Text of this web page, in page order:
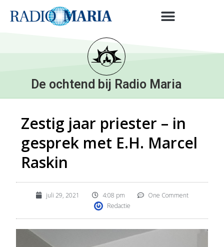
De ochtend bij Radio Maria
Zestig jaar priester – in
gesprek met E.H. Marcel
Raskin
juli 29, 2021 4:08 pm
One Comment
Redactie